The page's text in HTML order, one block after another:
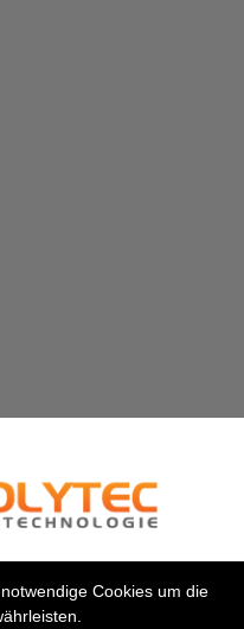
GmbH
& Klebstoffe
Cookies um die